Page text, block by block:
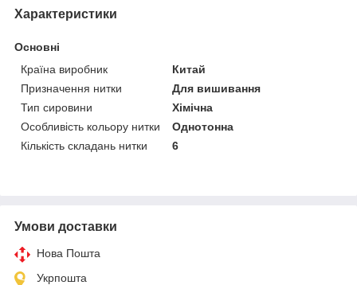
Характеристики
Основні
Країна виробник
Китай
Призначення нитки
Для вишивання
Тип сировини
Хімічна
Особливість кольору нитки
Однотонна
Кількість складань нитки
6
Умови доставки
Нова Пошта
Укрпошта